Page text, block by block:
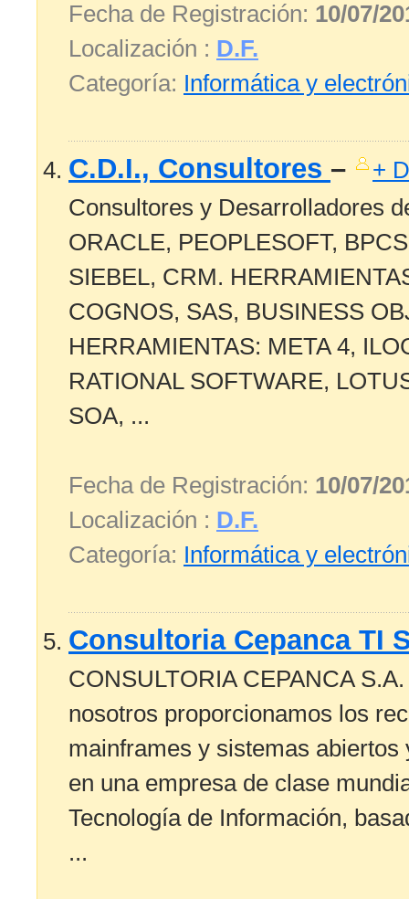
Fecha de Registración: 10/07/
Localización : D.F.
Categoría: Informática y
C.D.I., Consultores – +
Consultores y Desarrolladores
ORACLE, PEOPLESOFT,
SIEBEL, CRM.
COGNOS, SAS, BUSINESS
HERRAMIENTAS: META 4,
RATIONAL SOFTWARE,
SOA, ...
Fecha de Registración: 10/07/
Localización : D.F.
Categoría: Informática y
Consultoria Cepanca TI
CONSULTORIA CEPANCA
nosotros proporcionamos los
mainframes y sistemas
en una empresa de clase
Tecnología de Información,
...